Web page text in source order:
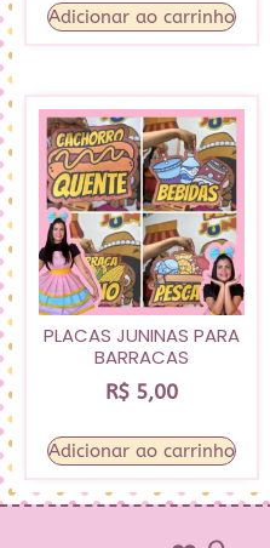
Adicionar ao carrinho
PLACAS JUNINAS PARA
BARRACAS
R$ 5,00
Adicionar ao carrinho